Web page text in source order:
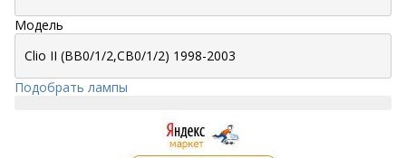
Модель
Подобрать лампы